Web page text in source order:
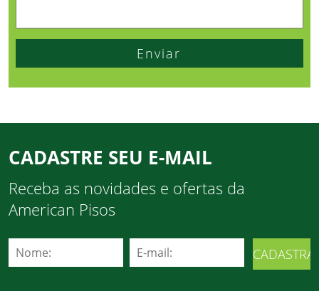
CADASTRE SEU E-MAIL
Receba as novidades e ofertas da
American Pisos